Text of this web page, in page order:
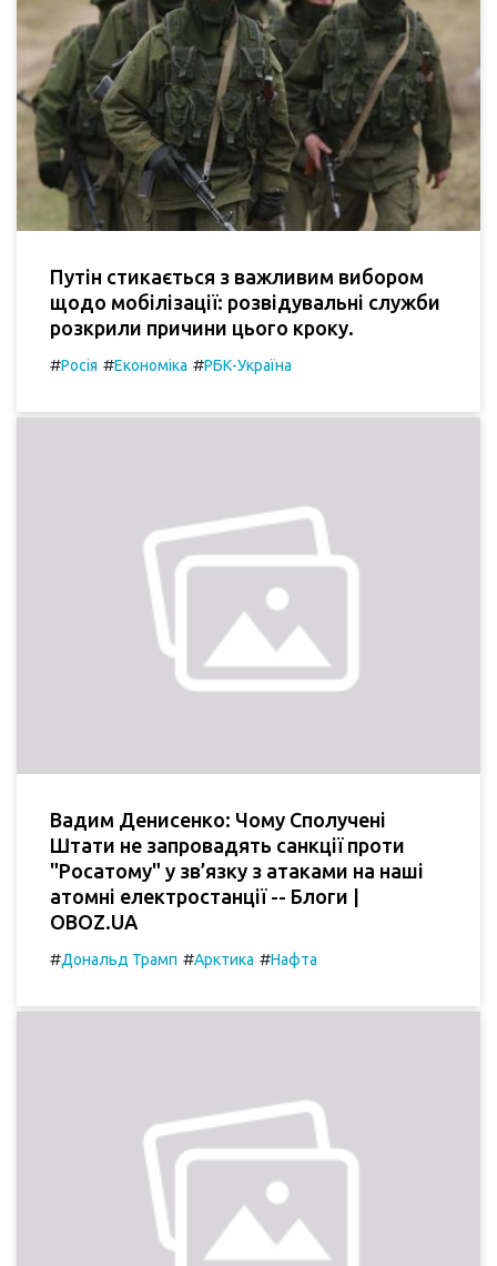
Путін стикається з важливим вибором
щодо мобілізації: розвідувальні служби
розкрили причини цього кроку.
#Росія #Економіка #РБК-Україна
Вадим Денисенко: Чому Сполучені
Штати не запровадять санкції проти
"Росатому" у зв’язку з атаками на наші
атомні електростанції -- Блоги |
OBOZ.UA
#Дональд Трамп #Арктика #Нафта